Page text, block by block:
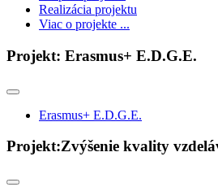
Realizácia projektu
Viac o projekte ...
Projekt: Erasmus+ E.D.G.E.
Erasmus+ E.D.G.E.
Projekt:Zvýšenie kvality